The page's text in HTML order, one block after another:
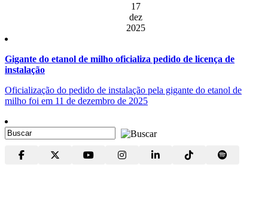
17
dez
2025
Gigante do etanol de milho oficializa pedido de licença de
instalação
Oficialização do pedido de instalação pela gigante do etanol de
milho foi em 11 de dezembro de 2025